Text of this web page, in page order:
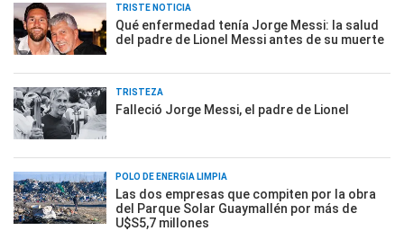
TRISTE NOTICIA
Qué enfermedad tenía Jorge Messi: la salud
del padre de Lionel Messi antes de su muerte
TRISTEZA
Falleció Jorge Messi, el padre de Lionel
POLO DE ENERGÍA LIMPIA
Las dos empresas que compiten por la obra
del Parque Solar Guaymallén por más de
U$S5,7 millones